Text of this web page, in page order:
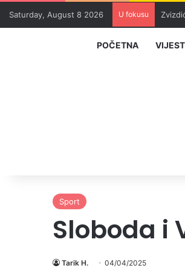
Saturday, August 8 2026 U fokusu
POČETNA
Sport
Sloboda i
Tarik H. 04/04/2025